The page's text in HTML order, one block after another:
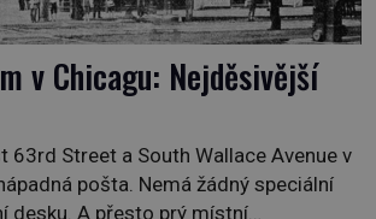
v Chicagu: Nejděsivější
63rd Street a South Wallace Avenue v
pošta. Nemá žádný speciální
desku. A přesto prý místní